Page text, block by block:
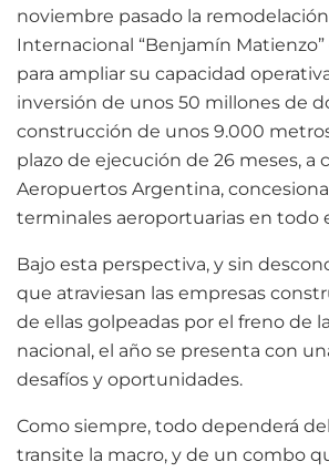
noviembre pasado la
Internacional “Benjamín
para ampliar su capacidad
inversión de unos 50 millones de
construcción de unos 9.000
plazo de ejecución de 26 meses, a
Aeropuertos Argentina,
terminales aeroportuarias en todo
Bajo esta perspectiva, y sin
que atraviesan las empresas
de ellas golpeadas por el freno de
nacional, el año se presenta con
desafíos y oportunidades.
Como siempre, todo dependerá
transite la macro, y de un combo